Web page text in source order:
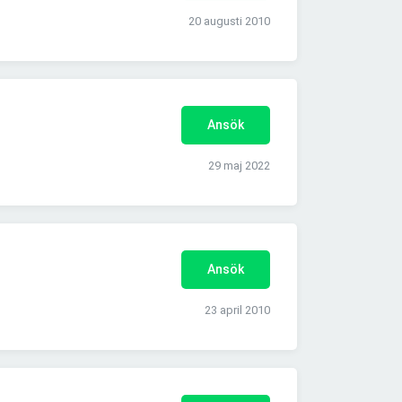
20 augusti 2010
Ansök
29 maj 2022
Ansök
23 april 2010